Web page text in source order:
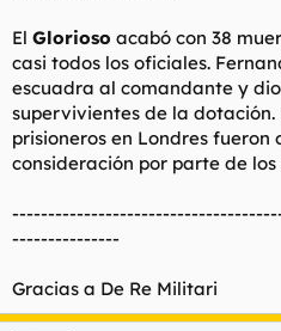
El Glorioso acabó con 38
casi todos los oficiales.
escuadra al comandante y
supervivientes de la
prisioneros en Londres fueron
consideración por parte de
---------------
Gracias a De Re Militari